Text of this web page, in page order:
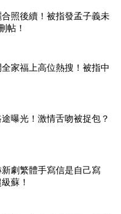
合照後續！被指發孟子義未
帖！
家福上高位熱搜！被指中
曝光！激情舌吻被捉包？
劇繁體手寫信是自己寫
蘇！